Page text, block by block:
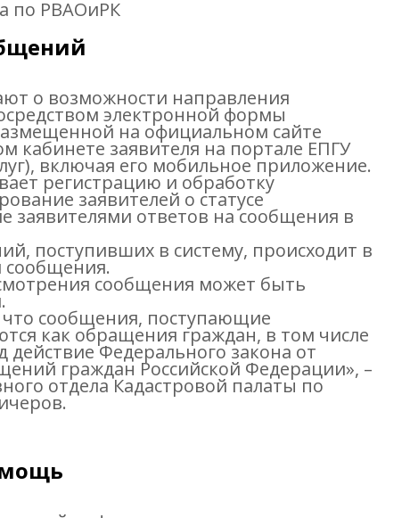
по РВАОиРК
о возможности направления
электронной формы
на официальном сайте
кабинете заявителя на портале ЕПГУ
включая его мобильное приложение.
регистрацию и обработку
заявителей о статусе
заявителями ответов на сообщения в
поступивших в систему, происходит в
сообщения.
сообщения может быть
сообщения, поступающие
как обращения граждан, в том числе
Федерального закона от
граждан Российской Федерации», –
отдела Кадастровой палаты по